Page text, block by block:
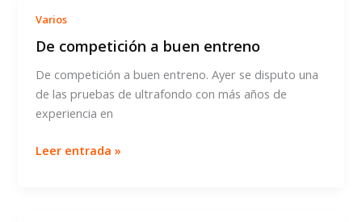
Varios
De competición a buen entreno
De competición a buen entreno. Ayer se disputo una
de las pruebas de ultrafondo con más años de
experiencia en
De
Leer entrada »